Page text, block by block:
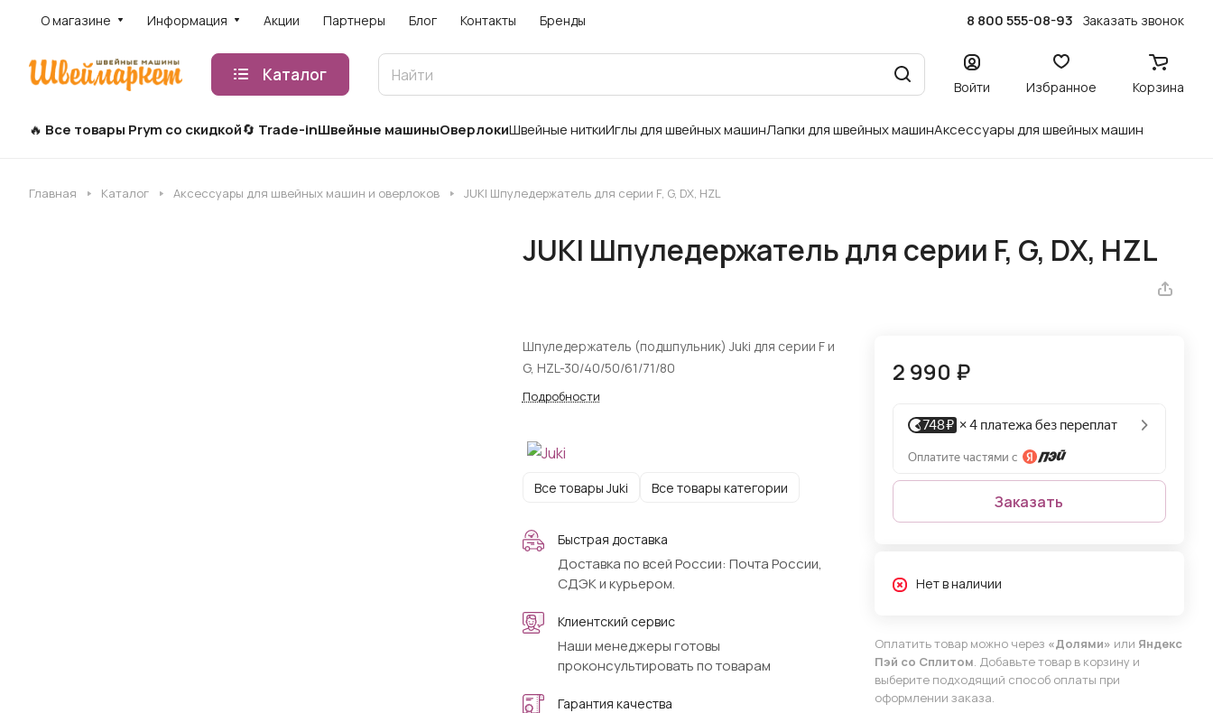
О магазине Информация Акции Партнеры Блог Контакты Бренды 8 800 555-08-93 Заказать звонок
Каталог
Войти Избранное Корзина
Все товары Prym со скидкой Trade-inШвейные машиныОверлокиШвейные ниткиИглы для швейных машинЛапки для швейных машинАксессуары для швейных машин
Главная Каталог Аксессуары для швейных машин и оверлоков JUKI Шпуледержатель для серии F, G, DX, HZL
JUKI Шпуледержатель для серии F, G, DX, HZL
Шпуледержатель (подшпульник) Juki для серии F и
G, HZL-30/40/50/61/71/80
Подробности
Все товары Juki Все товары категории
Быстрая доставка
Доставка по всей России: Почта России,
СДЭК и курьером.
Клиентский сервис
Наши менеджеры готовы
проконсультировать по товарам
Гарантия качества
2 990 ₽
Заказать
Нет в наличии
Оплатить товар можно через «Долями» или Яндекс
Пэй со Сплитом. Добавьте товар в корзину и
выберите подходящий способ оплаты при
оформлении заказа.